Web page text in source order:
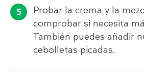
Probar la crema y la
comprobar si necesita
También puedes añadir
cebolletas picadas.